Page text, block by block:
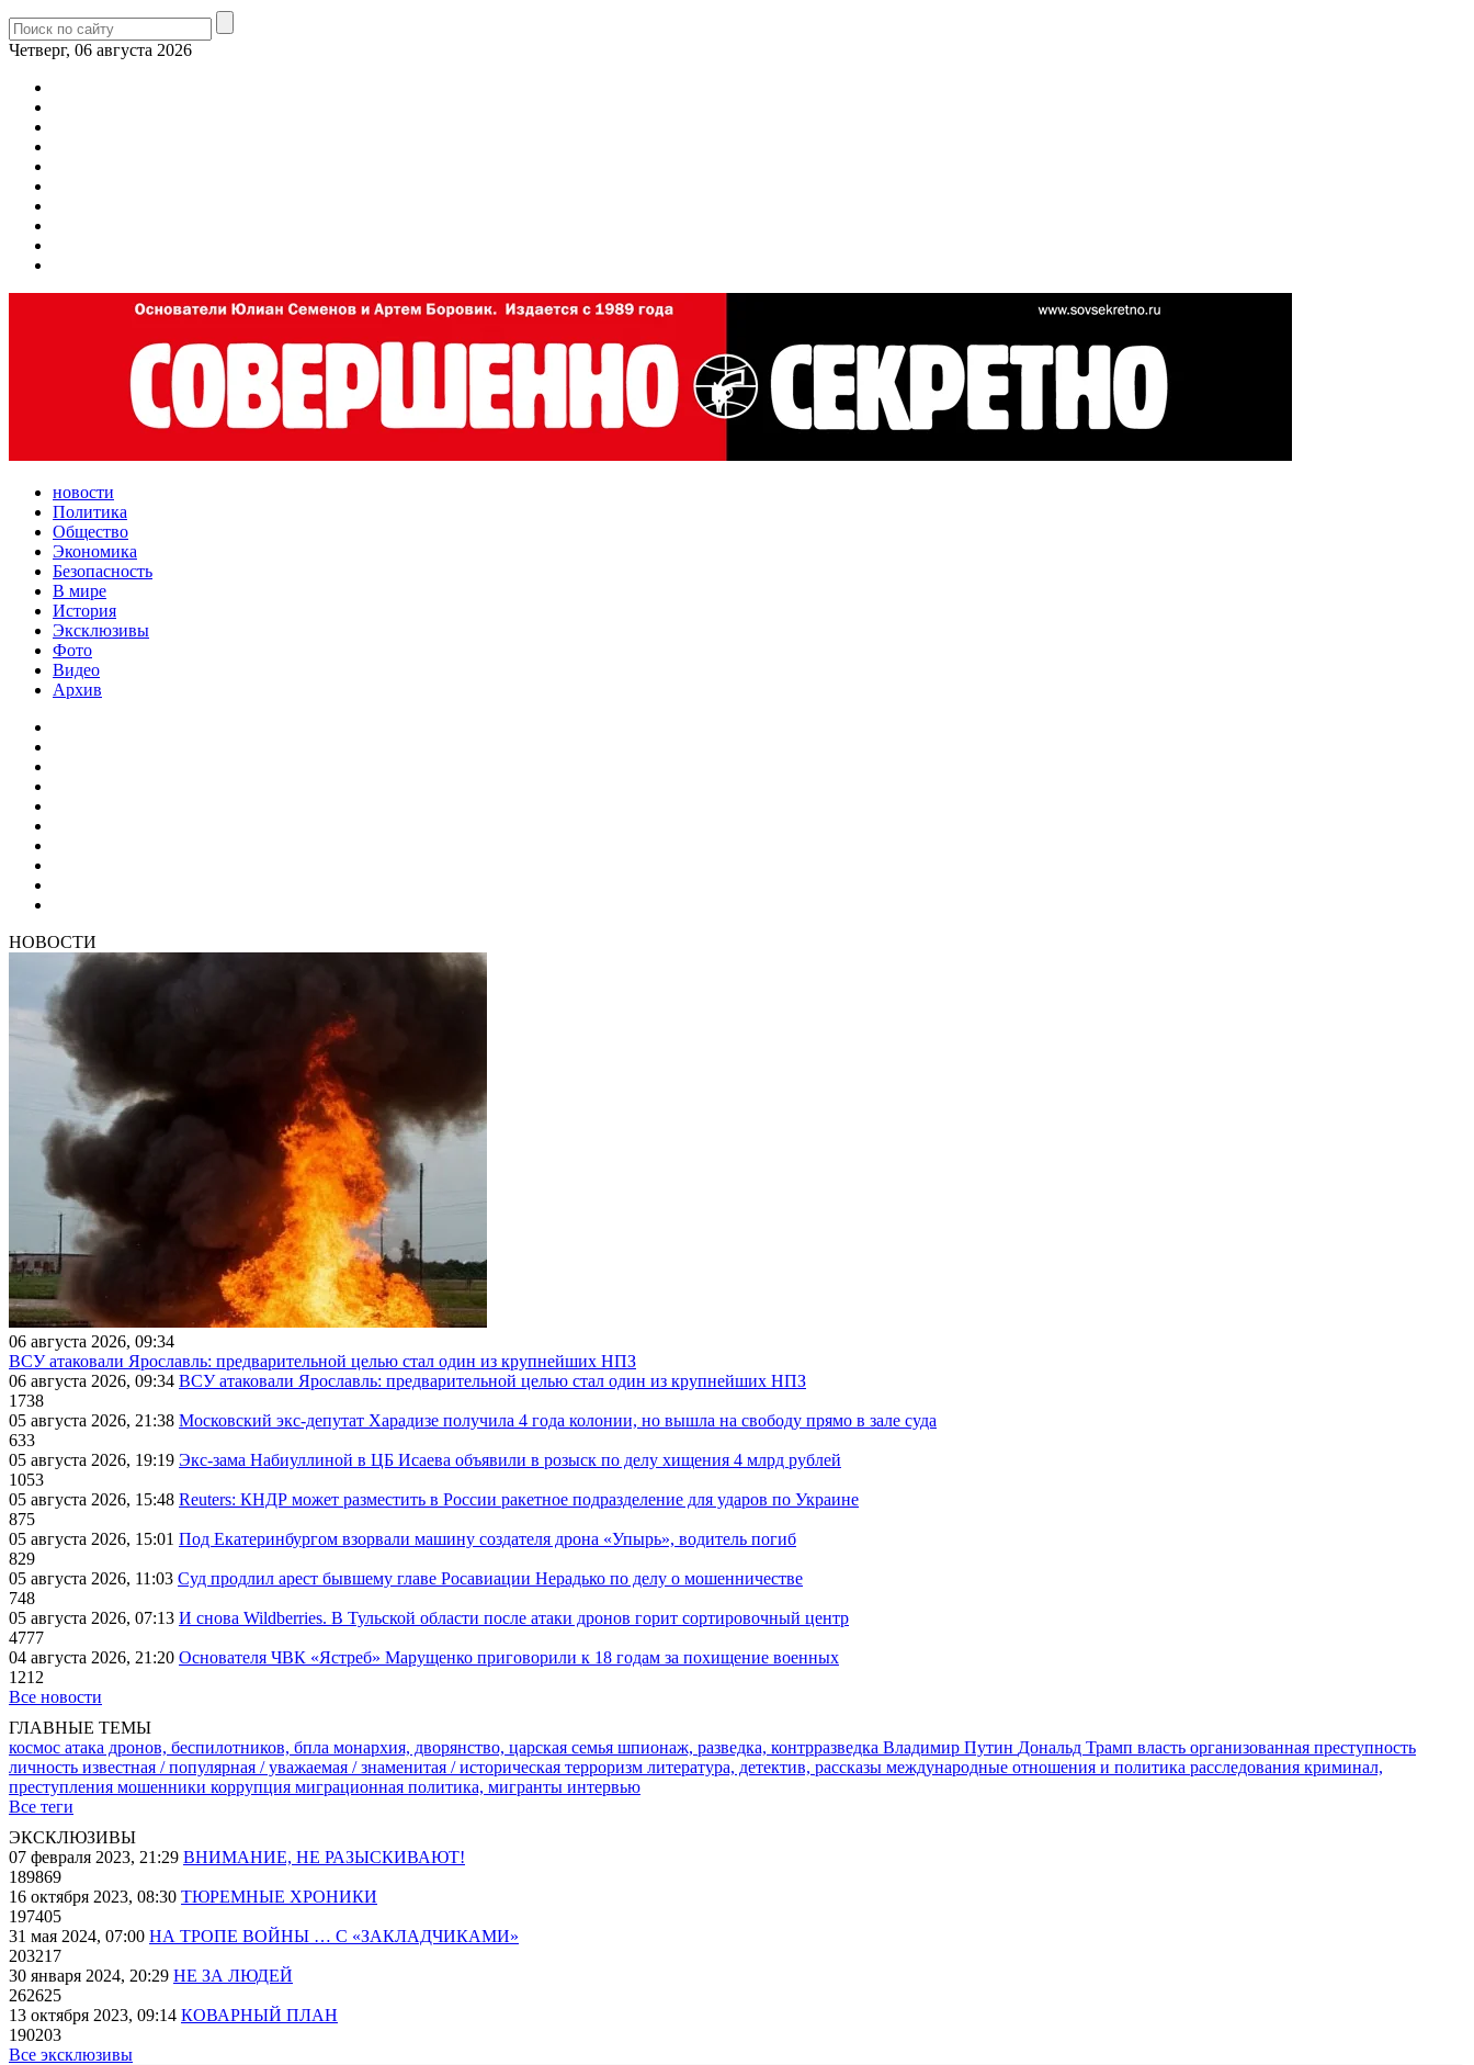
Четверг, 06 августа 2026
новости
Политика
Общество
Экономика
Безопасность
В мире
История
Эксклюзивы
Фото
Видео
Архив
НОВОСТИ
06 августа 2026, 09:34
ВСУ атаковали Ярославль: предварительной целью стал один из крупнейших НПЗ
06 августа 2026, 09:34 ВСУ атаковали Ярославль: предварительной целью стал один из крупнейших НПЗ
1738
05 августа 2026, 21:38 Московский экс-депутат Харадизе получила 4 года колонии, но вышла на свободу прямо в зале суда
633
05 августа 2026, 19:19 Экс-зама Набиуллиной в ЦБ Исаева объявили в розыск по делу хищения 4 млрд рублей
1053
05 августа 2026, 15:48 Reuters: КНДР может разместить в России ракетное подразделение для ударов по Украине
875
05 августа 2026, 15:01 Под Екатеринбургом взорвали машину создателя дрона «Упырь», водитель погиб
829
05 августа 2026, 11:03 Суд продлил арест бывшему главе Росавиации Нерадько по делу о мошенничестве
748
05 августа 2026, 07:13 И снова Wildberries. В Тульской области после атаки дронов горит сортировочный центр
4777
04 августа 2026, 21:20 Основателя ЧВК «Ястреб» Марущенко приговорили к 18 годам за похищение военных
1212
Все новости
ГЛАВНЫЕ ТЕМЫ
космос атака дронов, беспилотников, бпла монархия, дворянство, царская семья шпионаж, разведка, контрразведка Владимир Путин Дональд Трамп власть организованная преступность
личность известная / популярная / уважаемая / знаменитая / историческая терроризм литература, детектив, рассказы международные отношения и политика расследования криминал,
преступления мошенники коррупция миграционная политика, мигранты интервью
Все теги
ЭКСКЛЮЗИВЫ
07 февраля 2023, 21:29 ВНИМАНИЕ, НЕ РАЗЫСКИВАЮТ!
189869
16 октября 2023, 08:30 ТЮРЕМНЫЕ ХРОНИКИ
197405
31 мая 2024, 07:00 НА ТРОПЕ ВОЙНЫ … С «ЗАКЛАДЧИКАМИ»
203217
30 января 2024, 20:29 НЕ ЗА ЛЮДЕЙ
262625
13 октября 2023, 09:14 КОВАРНЫЙ ПЛАН
190203
Все эксклюзивы